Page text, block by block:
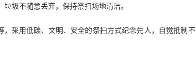
圾不随意丢弃，保持祭扫场地清洁。
采用低碳、文明、安全的祭扫方式纪念先人，自觉抵制不